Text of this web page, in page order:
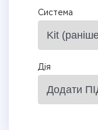
Система
Дія